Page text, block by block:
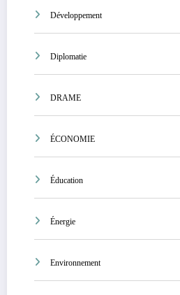
Développement
Diplomatie
DRAME
ÉCONOMIE
Éducation
Énergie
Environnement